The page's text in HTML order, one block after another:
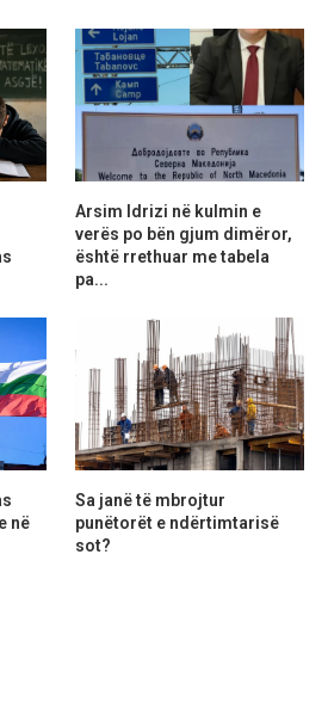
Arsim Idrizi në kulmin e
verës po bën gjum dimëror,
është rrethuar me tabela
pa...
në
Sa janë të mbrojtur
punëtorët e ndërtimtarisë
sot?